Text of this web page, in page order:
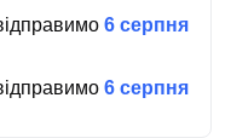
6 серпня
6 серпня